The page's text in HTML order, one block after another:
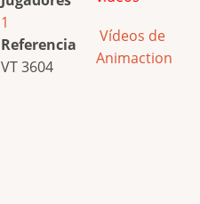
1
Referencia
VT 3604
Vídeos de
Animaction